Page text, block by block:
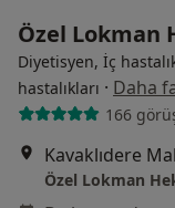
Özel Lokman
Diyetisyen, İç
hastalıkları · Daha
166
Özel Lokman